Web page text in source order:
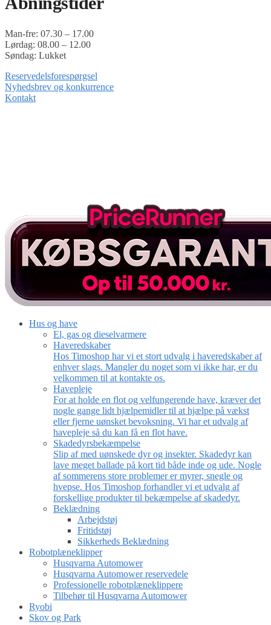
Man-fre: 07.30 – 17.00
Lørdag: 08.00 – 12.00
Søndag: Lukket
Reservedelsforespørgsel
Nyhedsbrev og konkurrence
Kontakt
Hus og have
El, gas og dieselvarmere
Haveredskaber
Hos Timoshop har vi et stort udvalg i haveredskaber af
enhver slags. Mangler du noget som vi ikke har, er du
velkommen til at kontakte os.
Havepleje
For at holde en flot og velfungerende have, kræver det
nogle gange lidt hjælpemidler til at hjælpe på vækst
eller fjerne uønsket bevoksning. Vi har et udvalg af
havepleje så du kan få en flot have.
Skadedyrsbekæmpelse
Slip af med uønskede dyr og insekter. Skadedyr kan
lave meget ballade på kort tid både inde og ude. Nogle
af sommerens store problemer er myrer, snegle og
hvepse. Hos Timoshop forhandler vi et udvalg af
forskellige produkter til bekæmpelse af skadedyr.
Beklædning
Arbejdstøj
Fritidstøj
Sikkerheds Beklædning
Robotplæneklipper
Husqvarna Automower
Husqvarna Automower reservedele
Professionelle robotplæneklippere
Tilbehør til Husqvarna Automower
Ryobi
Skov og Park